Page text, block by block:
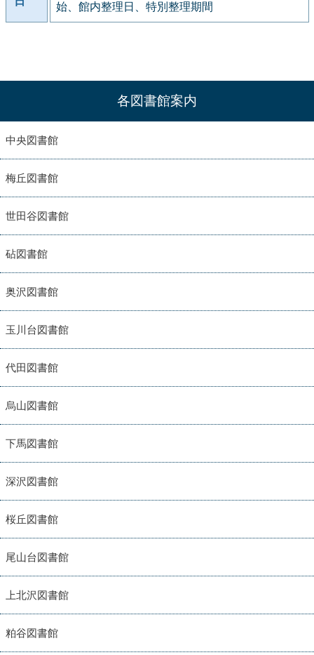
始、館内整理日、特別整理期間
各図書館案内
中央図書館
梅丘図書館
世田谷図書館
砧図書館
奥沢図書館
玉川台図書館
代田図書館
烏山図書館
下馬図書館
深沢図書館
桜丘図書館
尾山台図書館
上北沢図書館
粕谷図書館